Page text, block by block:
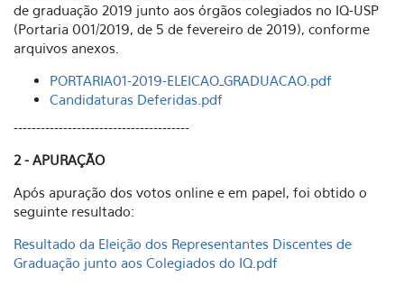
de graduação 2019 junto aos órgãos colegiados no IQ-USP
(Portaria 001/2019, de 5 de fevereiro de 2019), conforme
arquivos anexos.
PORTARIA01-2019-ELEICAO_GRADUACAO.pdf
Candidaturas Deferidas.pdf
---------------------------------------
2 - APURAÇÃO
Após apuração dos votos online e em papel, foi obtido o
seguinte resultado:
Resultado da Eleição dos Representantes Discentes de
Graduação junto aos Colegiados do IQ.pdf